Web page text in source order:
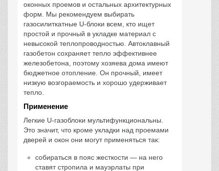
оконных проемов и остальных архитектурных
форм. Мы рекомендуем выбирать
газосилиткатные U-блоки всем, кто ищет
простой и прочный в укладке материал с
невысокой теплопроводностью. Автоклавный
газобетон сохраняет тепло эффективнее
железобетона, поэтому хозяева дома имеют
бюджетное отопление. Он прочный, имеет
низкую возгораемость и хорошо удерживает
тепло.
Применение
Легкие U-газоблоки мультифункциональны.
Это значит, что кроме укладки над проемами
дверей и окон они могут применяться так:
собираться в пояс жесткости — на него
ставят стропила и мауэрлаты при